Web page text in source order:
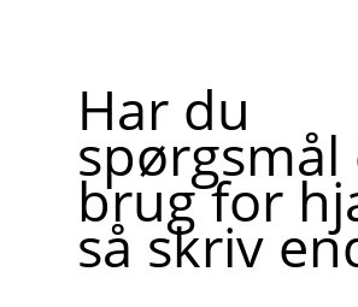
Har du
spørgsmål
brug for
så skriv